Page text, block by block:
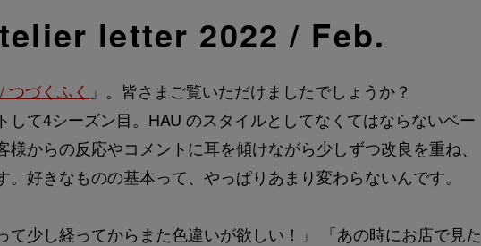
letter 2022 / Feb.
つづくふく 」。皆さまご覧いただけましたでしょうか？
して4シーズン目。HAU のスタイルとしてなくてはならないベー
様からの反応やコメントに耳を傾けながら少しずつ改良を重ね、
好きなものの基本って、やっぱりあまり変わらないんです。
て少し経ってからまた色違いが欲しい！」 「あの時にお店で見た